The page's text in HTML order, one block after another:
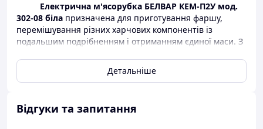
Електрична м'ясорубка БЕЛВАР КЕМ-П2У мод.
302-08 біла призначена для приготування фаршу,
перемішування різних харчових компонентів із
подальшим подрібненням і отриманням єдиної маси. З
овочі та багато іншого. Однією з відмітних
особливостей є наявність насадки для приготування
помічницею на вашій кухні, оскільки, напевно, дуже
Детальніше
Відгуки та запитання